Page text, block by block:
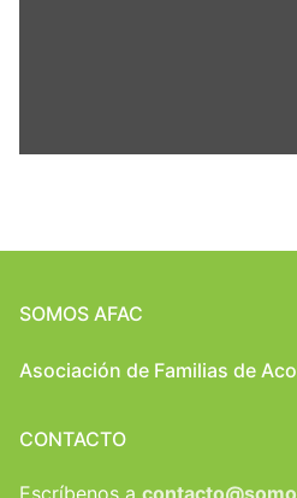
SOMOS AFAC
Asociación de Familias de
CONTACTO
Escríbenos a